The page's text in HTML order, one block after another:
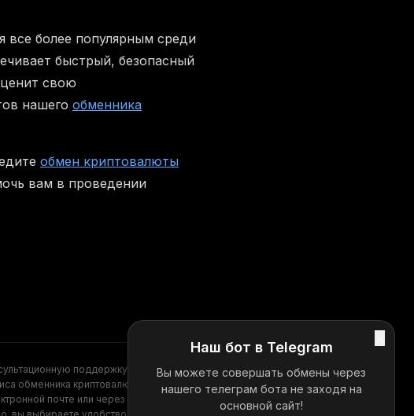
все более популярным среди
быстрый, безопасный
свою
нашего обменника
обмен криптовалюты
вам в проведении
Telegram
поддержку?
обменника криптовалют
почте или через
Наш бот в Telegram
Вы можете совершать обмены через
нашего телеграм бота не заходя на
основной сайт!